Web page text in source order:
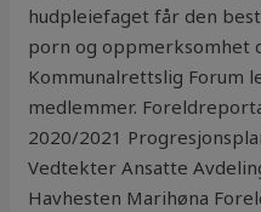
hudpleiefaget får den
porn og oppmerksomhet
Kommunalrettslig Forum
medlemmer.
2020/2021
Vedtekter Ansatte
Havhesten Marihøna